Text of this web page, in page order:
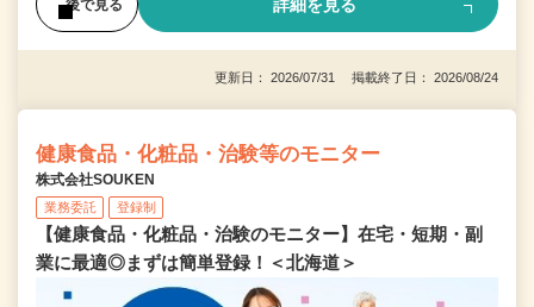
後で見る 詳細を見る
更新日： 2026/07/31 掲載終了日： 2026/08/24
健康食品・化粧品・治験等のモニター
株式会社SOUKEN
業務委託 登録制
【健康食品・化粧品・治験のモニター】在宅・短期・副
業に最適◎まずは簡単登録！＜北海道＞